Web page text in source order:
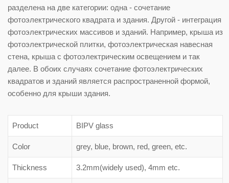
разделена на две категории: одна - сочетание
фотоэлектрического квадрата и здания. Другой - интеграция
фотоэлектрических массивов и зданий. Например, крыша из
фотоэлектрической плитки, фотоэлектрическая навесная
стена, крыша с фотоэлектрическим освещением и так
далее. В обоих случаях сочетание фотоэлектрических
квадратов и зданий является распространенной формой,
особенно для крыши здания.
Product BIPV glass
Color grey, blue, brown, red, green, etc.
Thickness 3.2mm(widely used), 4mm etc.